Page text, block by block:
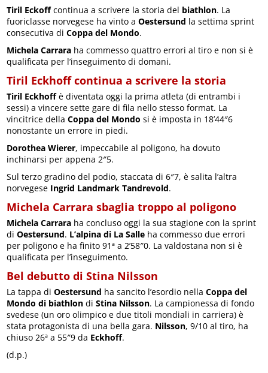
Tiril Eckoffcontinua a scrivere la storia del biathlon. La
fuoriclasse norvegese ha vinto aOestersund la settima sprint
consecutiva diCoppa del Mondo.
Michela Carrara ha commesso quattro errori al tiro e non si è
qualificata per l’inseguimento di domani.
Tiril Eckhoff continua a scrivere la storia
Tiril Eckhoffè diventata oggi la prima atleta (di entrambi i
sessi) a vincere sette gare di fila nello stesso format. La
vincitrice dellaCoppa del Mondo si è imposta in 18’44″6
nonostante un errore in piedi.
Dorothea Wierer, impeccabile al poligono, ha dovuto
inchinarsi per appena 2″5.
Sul terzo gradino del podio, staccata di 6″7, è salita l’altra
norvegese Ingrid Landmark Tandrevold.
Michela Carrara sbaglia troppo al poligono
Michela Carrara ha concluso oggi la sua stagione con la sprint
diOestersund. L’alpina di La Salle ha commesso due errori
per poligono e ha finito 91ª a 2’58″0. La valdostana non si è
qualificata per l’inseguimento.
Bel debutto di Stina Nilsson
La tappa diOestersund ha sancito l’esordio nellaCoppa del
Mondo di biathlon diStina Nilsson. La campionessa di fondo
svedese (un oro olimpico e due titoli mondiali in carriera) è
stata protagonista di una bella gara. Nilsson, 9/10 al tiro, ha
chiuso 26ª a 55″9 da Eckhoff.
(d.p.)